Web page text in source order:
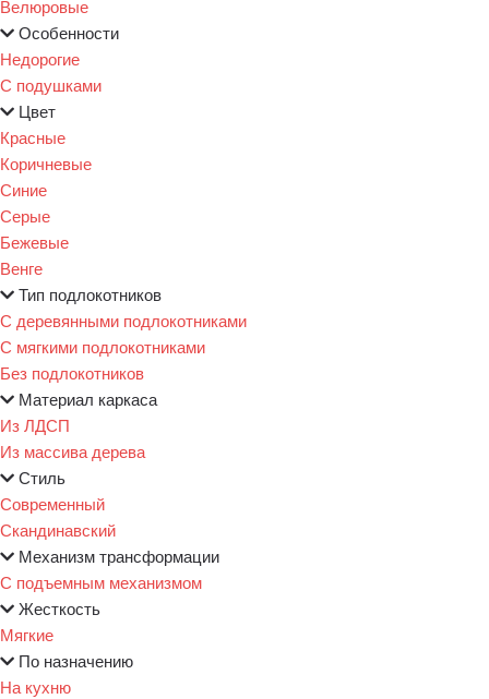
Велюровые
Особенности
Недорогие
С подушками
Цвет
Красные
Коричневые
Синие
Серые
Бежевые
Венге
Тип подлокотников
С деревянными подлокотниками
С мягкими подлокотниками
Без подлокотников
Материал каркаса
Из ЛДСП
Из массива дерева
Стиль
Современный
Скандинавский
Механизм трансформации
С подъемным механизмом
Жесткость
Мягкие
По назначению
На кухню